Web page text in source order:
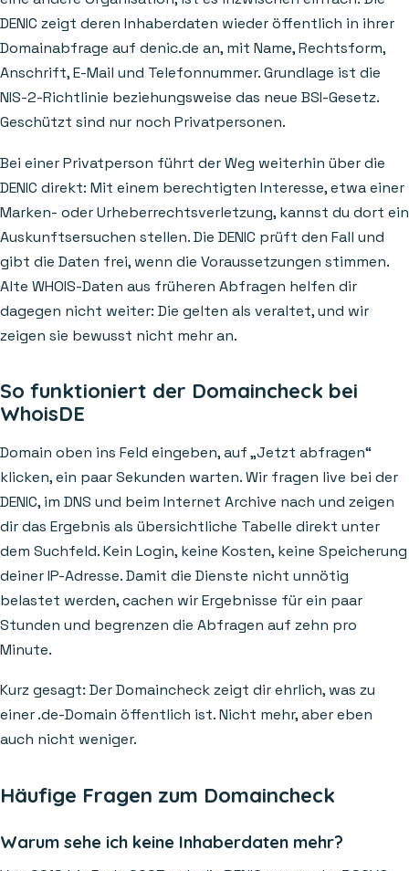
DENIC zeigt deren Inhaberdaten wieder öffentlich in ihrer
Domainabfrage auf denic.de an, mit Name, Rechtsform,
Anschrift, E-Mail und Telefonnummer. Grundlage ist die
NIS-2-Richtlinie beziehungsweise das neue BSI-Gesetz.
Geschützt sind nur noch Privatpersonen.
Bei einer Privatperson führt der Weg weiterhin über die
DENIC direkt: Mit einem berechtigten Interesse, etwa einer
Marken- oder Urheberrechtsverletzung, kannst du dort ein
Auskunftsersuchen stellen. Die DENIC prüft den Fall und
gibt die Daten frei, wenn die Voraussetzungen stimmen.
Alte WHOIS-Daten aus früheren Abfragen helfen dir
dagegen nicht weiter: Die gelten als veraltet, und wir
zeigen sie bewusst nicht mehr an.
So funktioniert der Domaincheck bei
WhoisDE
Domain oben ins Feld eingeben, auf „Jetzt abfragen“
klicken, ein paar Sekunden warten. Wir fragen live bei der
DENIC, im DNS und beim Internet Archive nach und zeigen
dir das Ergebnis als übersichtliche Tabelle direkt unter
dem Suchfeld. Kein Login, keine Kosten, keine Speicherung
deiner IP-Adresse. Damit die Dienste nicht unnötig
belastet werden, cachen wir Ergebnisse für ein paar
Stunden und begrenzen die Abfragen auf zehn pro
Minute.
Kurz gesagt: Der Domaincheck zeigt dir ehrlich, was zu
einer .de-Domain öffentlich ist. Nicht mehr, aber eben
auch nicht weniger.
Häufige Fragen zum Domaincheck
Warum sehe ich keine Inhaberdaten mehr?